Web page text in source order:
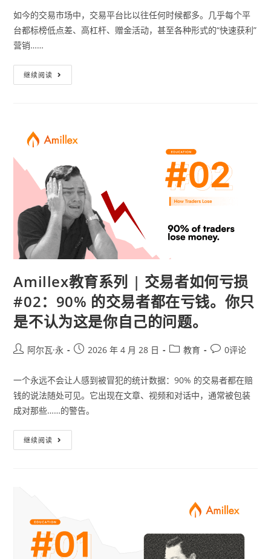
如今的交易市场中，交易平台比以往任何时候都多。几乎每个平
台都标榜低点差、高杠杆、赠金活动，甚至各种形式的“快速获利”
营销……
继续阅读
Amillex教育系列 | 交易者如何亏损
#02：90% 的交易者都在亏钱。你只
是不认为这是你自己的问题。
阿尔瓦·永 2026 年 4 月 28 日 教育 0评论
一个永远不会让人感到被冒犯的统计数据：90% 的交易者都在赔
钱的说法随处可见。它出现在文章、视频和对话中，通常被包装
成对那些……的警告。
继续阅读